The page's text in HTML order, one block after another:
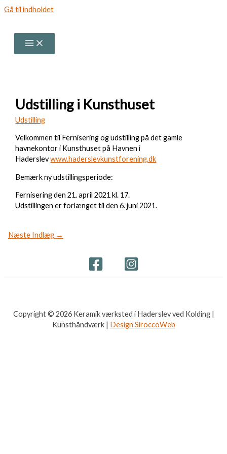
Gå til indholdet
Udstilling i Kunsthuset
Udstilling
​Velkommen til Fernisering og udstilling på det gamle
havnekontor i Kunsthuset på Havnen i
Haderslevwww.haderslevkunstforening.dk
​Bemærk ny udstillingsperiode:
Fernisering den 21. april 2021 kl. 17.
Udstillingen er forlænget til den 6. juni 2021.
Næste Indlæg →
Copyright © 2026 Keramik værksted i Haderslev ved Kolding |
Kunsthåndværk | Design SiroccoWeb